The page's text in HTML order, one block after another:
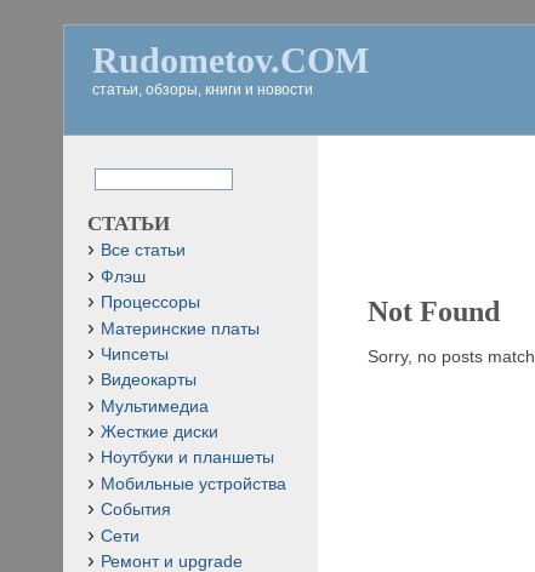
Rudometov.COM
статьи, обзоры, книги и новости
Not Found
Sorry, no posts
СТАТЬИ
Все статьи
Флэш
Процессоры
Материнские платы
Чипсеты
Видеокарты
Мультимедиа
Жесткие диски
Ноутбуки и планшеты
Мобильные устройства
События
Сети
Ремонт и upgrade